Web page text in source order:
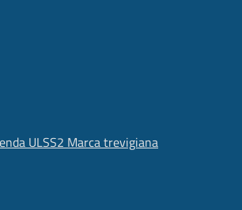
ULSS2 Marca trevigiana